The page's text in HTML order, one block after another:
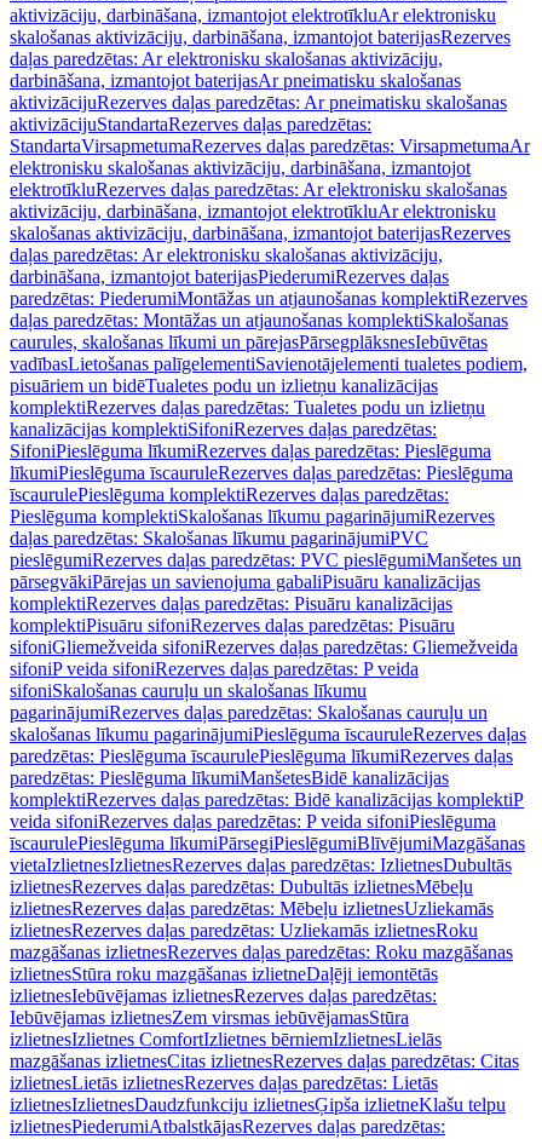
aktivizāciju, darbināšana, izmantojot elektrotīkluAr elektronisku
skalošanas aktivizāciju, darbināšana, izmantojot baterijasRezerves
daļas paredzētas: Ar elektronisku skalošanas aktivizāciju,
darbināšana, izmantojot baterijasAr pneimatisku skalošanas
aktivizācijuRezerves daļas paredzētas: Ar pneimatisku skalošanas
aktivizācijuStandartaRezerves daļas paredzētas:
StandartaVirsapmetumaRezerves daļas paredzētas: VirsapmetumaAr
elektronisku skalošanas aktivizāciju, darbināšana, izmantojot
elektrotīkluRezerves daļas paredzētas: Ar elektronisku skalošanas
aktivizāciju, darbināšana, izmantojot elektrotīkluAr elektronisku
skalošanas aktivizāciju, darbināšana, izmantojot baterijasRezerves
daļas paredzētas: Ar elektronisku skalošanas aktivizāciju,
darbināšana, izmantojot baterijasPiederumiRezerves daļas
paredzētas: PiederumiMontāžas un atjaunošanas komplektiRezerves
daļas paredzētas: Montāžas un atjaunošanas komplektiSkalošanas
caurules, skalošanas līkumi un pārejasPārsegplāksnesIebūvētas
vadībasLietošanas palīgelementiSavienotājelementi tualetes podiem,
pisuāriem un bidēTualetes podu un izlietņu kanalizācijas
komplektiRezerves daļas paredzētas: Tualetes podu un izlietņu
kanalizācijas komplektiSifoniRezerves daļas paredzētas:
SifoniPieslēguma līkumiRezerves daļas paredzētas: Pieslēguma
līkumiPieslēguma īscauruleRezerves daļas paredzētas: Pieslēguma
īscaurulePieslēguma komplektiRezerves daļas paredzētas:
Pieslēguma komplektiSkalošanas līkumu pagarinājumiRezerves
daļas paredzētas: Skalošanas līkumu pagarinājumiPVC
pieslēgumiRezerves daļas paredzētas: PVC pieslēgumiManšetes un
pārsegvākiPārejas un savienojuma gabaliPisuāru kanalizācijas
komplektiRezerves daļas paredzētas: Pisuāru kanalizācijas
komplektiPisuāru sifoniRezerves daļas paredzētas: Pisuāru
sifoniGliemežveida sifoniRezerves daļas paredzētas: Gliemežveida
sifoniP veida sifoniRezerves daļas paredzētas: P veida
sifoniSkalošanas cauruļu un skalošanas līkumu
pagarinājumiRezerves daļas paredzētas: Skalošanas cauruļu un
skalošanas līkumu pagarinājumiPieslēguma īscauruleRezerves daļas
paredzētas: Pieslēguma īscaurulePieslēguma līkumiRezerves daļas
paredzētas: Pieslēguma līkumiManšetesBidē kanalizācijas
komplektiRezerves daļas paredzētas: Bidē kanalizācijas komplektiP
veida sifoniRezerves daļas paredzētas: P veida sifoniPieslēguma
īscaurulePieslēguma līkumiPārsegiPieslēgumiBlīvējumiMazgāšanas
vietaIzlietnesIzlietnesRezerves daļas paredzētas: IzlietnesDubultās
izlietnesRezerves daļas paredzētas: Dubultās izlietnesMēbeļu
izlietnesRezerves daļas paredzētas: Mēbeļu izlietnesUzliekamās
izlietnesRezerves daļas paredzētas: Uzliekamās izlietnesRoku
mazgāšanas izlietnesRezerves daļas paredzētas: Roku mazgāšanas
izlietnesStūra roku mazgāšanas izlietneDaļēji iemontētās
izlietnesIebūvējamas izlietnesRezerves daļas paredzētas:
Iebūvējamas izlietnesZem virsmas iebūvējamasStūra
izlietnesIzlietnes ComfortIzlietnes bērniemIzlietnesLielās
mazgāšanas izlietnesCitas izlietnesRezerves daļas paredzētas: Citas
izlietnesLietās izlietnesRezerves daļas paredzētas: Lietās
izlietnesIzlietnesDaudzfunkciju izlietnesĢipša izlietneKlašu telpu
izlietnesPiederumiAtbalstkājasRezerves daļas paredzētas: